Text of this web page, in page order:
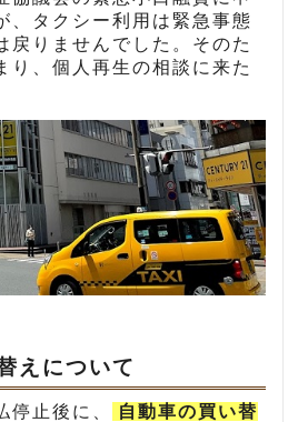
、タクシー利用は緊急事態
戻りませんでした。そのた
り、個人再生の相談に来た
えについて
停止後に、
自動車の買い替